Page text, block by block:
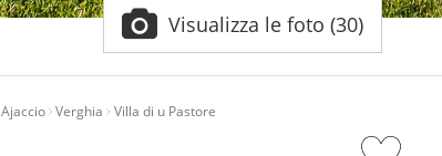
Visualizza le foto (30)
Ajaccio Verghia Villa di u Pastore